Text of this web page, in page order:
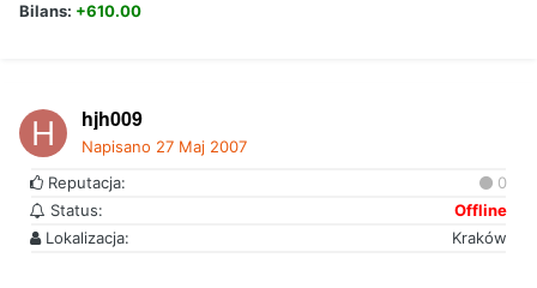
Bilans: +610.00
hjh009
Napisano 27 Maj 2007
Reputacja:
0
Status:
Offline
Lokalizacja:
Kraków